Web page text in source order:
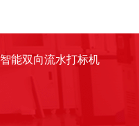
智能双向流水打标机